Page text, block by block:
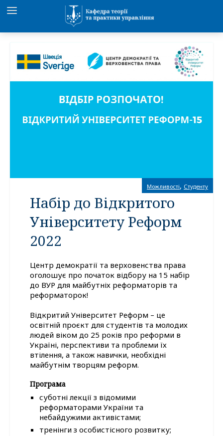
Можливості, Студенту
Набір до Відкритого
Університету Реформ
2022
Центр демократії та верховенства права
оголошує про початок відбору на 15 набір
до ВУР для майбутніх реформаторів та
реформаторок!
Відкритий Університет Реформ – це
освітній проєкт для студентів та молодих
людей віком до 25 років про реформи в
Україні, перспективи та проблеми їх
втілення, а також навички, необхідні
майбутнім творцям реформ.
Програма
суботні лекції з відомими
реформаторами України та
небайдужими активістами;
тренінги з особистісного розвитку;